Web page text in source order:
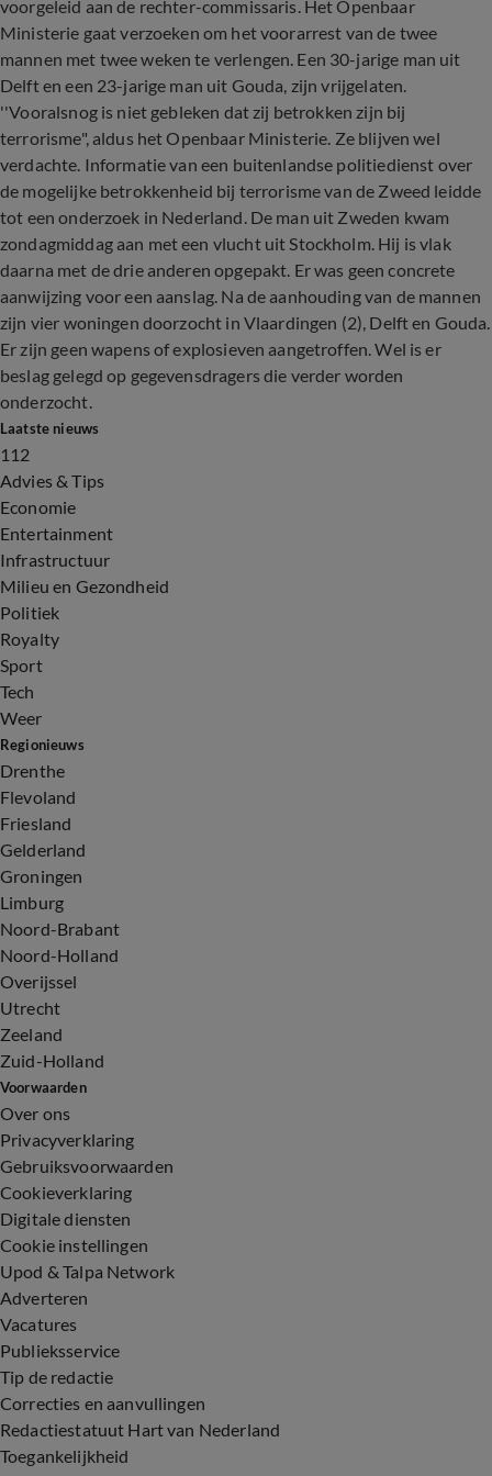
voorgeleid aan de rechter-commissaris. Het Openbaar
Ministerie gaat verzoeken om het voorarrest van de twee
mannen met twee weken te verlengen. Een 30-jarige man uit
Delft en een 23-jarige man uit Gouda, zijn vrijgelaten.
''Vooralsnog is niet gebleken dat zij betrokken zijn bij
terrorisme", aldus het Openbaar Ministerie. Ze blijven wel
verdachte. Informatie van een buitenlandse politiedienst over
de mogelijke betrokkenheid bij terrorisme van de Zweed leidde
tot een onderzoek in Nederland. De man uit Zweden kwam
zondagmiddag aan met een vlucht uit Stockholm. Hij is vlak
daarna met de drie anderen opgepakt. Er was geen concrete
aanwijzing voor een aanslag. Na de aanhouding van de mannen
zijn vier woningen doorzocht in Vlaardingen (2), Delft en Gouda.
Er zijn geen wapens of explosieven aangetroffen. Wel is er
beslag gelegd op gegevensdragers die verder worden
onderzocht.
Laatste nieuws
112
Advies & Tips
Economie
Entertainment
Infrastructuur
Milieu en Gezondheid
Politiek
Royalty
Sport
Tech
Weer
Regionieuws
Drenthe
Flevoland
Friesland
Gelderland
Groningen
Limburg
Noord-Brabant
Noord-Holland
Overijssel
Utrecht
Zeeland
Zuid-Holland
Voorwaarden
Over ons
Privacyverklaring
Gebruiksvoorwaarden
Cookieverklaring
Digitale diensten
Cookie instellingen
Upod & Talpa Network
Adverteren
Vacatures
Publieksservice
Tip de redactie
Correcties en aanvullingen
Redactiestatuut Hart van Nederland
Toegankelijkheid